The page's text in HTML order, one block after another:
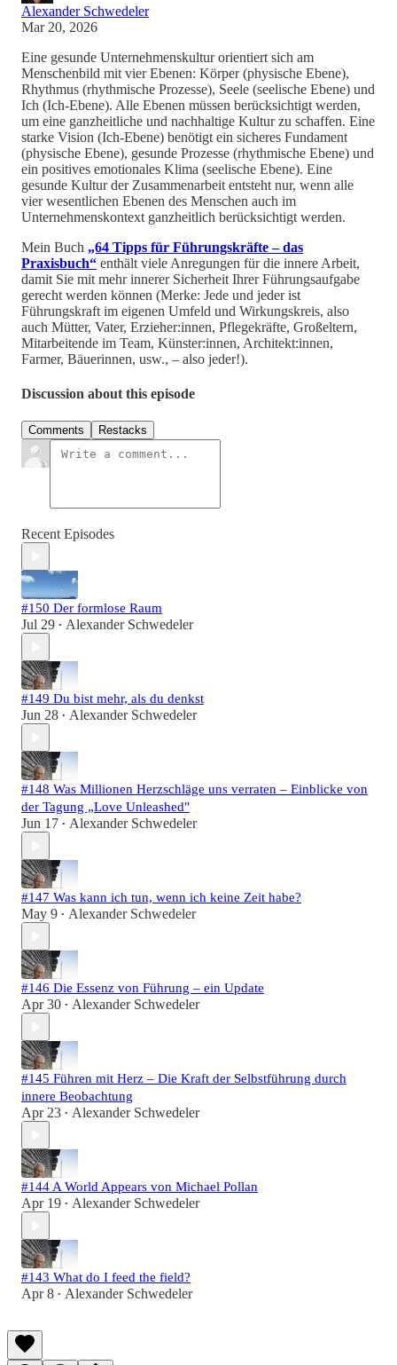
Alexander Schwedeler
Mar 20, 2026
Eine gesunde Unternehmenskultur orientiert sich am
Menschenbild mit vier Ebenen: Körper (physische Ebene),
Rhythmus (rhythmische Prozesse), Seele (seelische Ebene) und
Ich (Ich-Ebene). Alle Ebenen müssen berücksichtigt werden,
um eine ganzheitliche und nachhaltige Kultur zu schaffen. Eine
starke Vision (Ich-Ebene) benötigt ein sicheres Fundament
(physische Ebene), gesunde Prozesse (rhythmische Ebene) und
ein positives emotionales Klima (seelische Ebene). Eine
gesunde Kultur der Zusammenarbeit entsteht nur, wenn alle
vier wesentlichen Ebenen des Menschen auch im
Unternehmenskontext ganzheitlich berücksichtigt werden.
Mein Buch „64 Tipps für Führungskräfte – das
Praxisbuch“ enthält viele Anregungen für die innere Arbeit,
damit Sie mit mehr innerer Sicherheit Ihrer Führungsaufgabe
gerecht werden können (Merke: Jede und jeder ist
Führungskraft im eigenen Umfeld und Wirkungskreis, also
auch Mütter, Vater, Erzieher:innen, Pflegekräfte, Großeltern,
Mitarbeitende im Team, Künster:innen, Architekt:innen,
Farmer, Bäuerinnen, usw., – also jeder!).
Discussion about this episode
Comments Restacks
Recent Episodes
#150 Der formlose Raum
Jul 29 • Alexander Schwedeler
#149 Du bist mehr, als du denkst
Jun 28 • Alexander Schwedeler
#148 Was Millionen Herzschläge uns verraten – Einblicke von
der Tagung „Love Unleashed"
Jun 17 • Alexander Schwedeler
#147 Was kann ich tun, wenn ich keine Zeit habe?
May 9 • Alexander Schwedeler
#146 Die Essenz von Führung – ein Update
Apr 30 • Alexander Schwedeler
#145 Führen mit Herz – Die Kraft der Selbstführung durch
innere Beobachtung
Apr 23 • Alexander Schwedeler
#144 A World Appears von Michael Pollan
Apr 19 • Alexander Schwedeler
#143 What do I feed the field?
Apr 8 • Alexander Schwedeler